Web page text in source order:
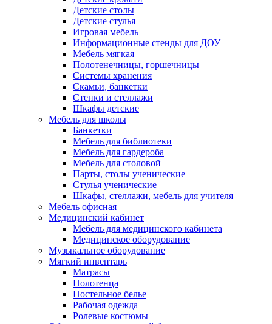
Детские столы
Детские стулья
Игровая мебель
Информационные стенды для ДОУ
Мебель мягкая
Полотенечницы, горшечницы
Системы хранения
Скамьи, банкетки
Стенки и стеллажи
Шкафы детские
Мебель для школы
Банкетки
Мебель для библиотеки
Мебель для гардероба
Мебель для столовой
Парты, столы ученические
Стулья ученические
Шкафы, стеллажи, мебель для учителя
Мебель офисная
Медицинский кабинет
Мебель для медицинского кабинета
Медицинское оборудование
Музыкальное оборудование
Мягкий инвентарь
Матрасы
Полотенца
Постельное белье
Рабочая одежда
Ролевые костюмы